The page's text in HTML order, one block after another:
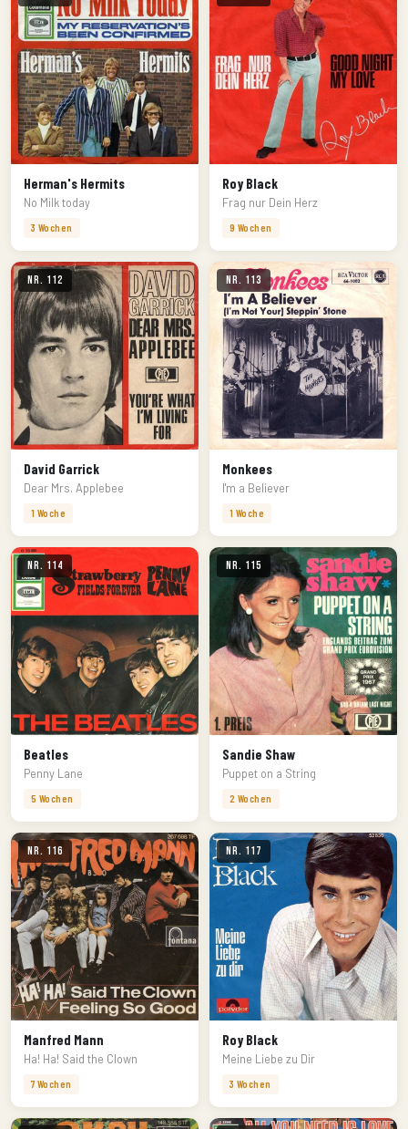
Herman's Hermits
No Milk today
3 Wochen
Roy Black
Frag nur Dein Herz
9 Wochen
Nr. 112
David Garrick
Dear Mrs. Applebee
1 Woche
Nr. 113
Monkees
I'm a Believer
1 Woche
Nr. 114
Beatles
Penny Lane
5 Wochen
Nr. 115
Sandie Shaw
Puppet on a String
2 Wochen
Nr. 116
Manfred Mann
Ha! Ha! Said the Clown
7 Wochen
Nr. 117
Roy Black
Meine Liebe zu Dir
3 Wochen